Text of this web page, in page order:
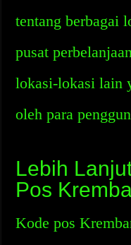
tentang berbagai
pusat
lokasi-lokasi lain
oleh para
Lebih
Pos
Kode pos